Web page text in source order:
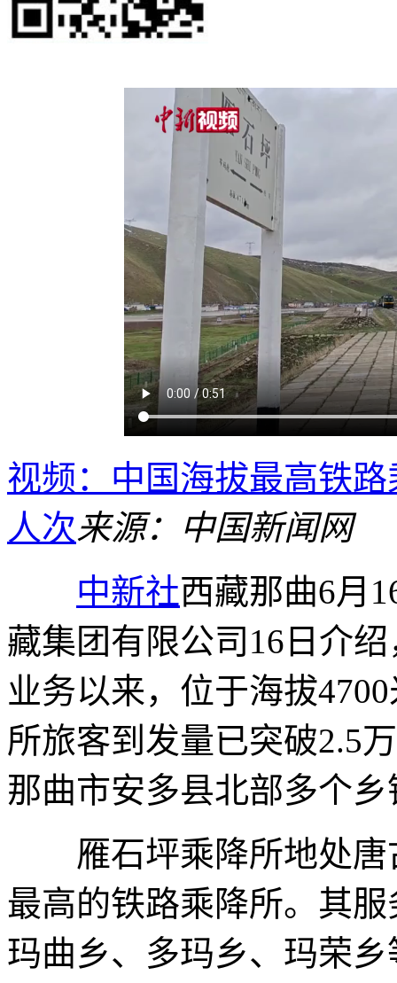
视频：中国海拔最高铁
人次来源：中国新闻网
中新社西藏那曲6月
藏集团有限公司16日介
业务以来，位于海拔
所旅客到发量已突破2.5
那曲市安多县北部多个
雁石坪乘降所地处唐
最高的铁路乘降所。其
玛曲乡、多玛乡、玛荣